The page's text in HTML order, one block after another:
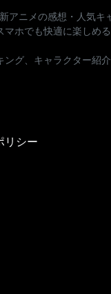
アニメの感想・人気キ
マホでも快適に楽しめ
ング、キャラクター紹
リシー